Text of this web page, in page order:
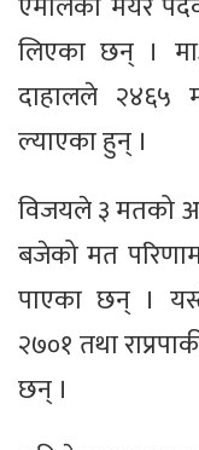
लिएका छन् ।
दाहालले २४६५
ल्याएका हुन् ।
विजयले ३ मतको
बजेको मत
पाएका छन् ।
२७०१ तथा
छन् ।